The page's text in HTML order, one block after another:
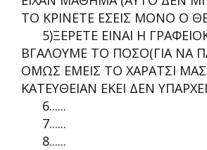
ΤΟ ΚΡΙΝΕΤΕ ΕΣΕΙΣ ΜΟΝΟ Ο
5)ΞΕΡΕΤΕ ΕΙΝΑΙ Η
ΒΓΑΛΟΥΜΕ ΤΟ ΠΟΣΟ(ΓΙΑ ΝΑ
ΟΜΩΣ ΕΜΕΙΣ ΤΟ ΧΑΡΑΤΣΙ
ΚΑΤΕΥΘΕΙΑΝ ΕΚΕΙ ΔΕΝ
6......
7......
8......